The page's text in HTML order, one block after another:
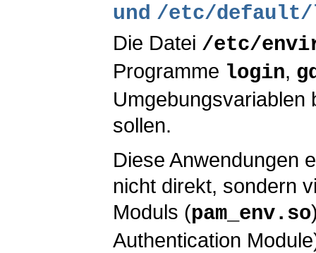
und /etc/default/
Die Datei /etc/
Programme login,
Umgebungsvariablen
sollen.
Diese Anwendungen
nicht direkt, sondern
Moduls (pam_env.so
Authentication